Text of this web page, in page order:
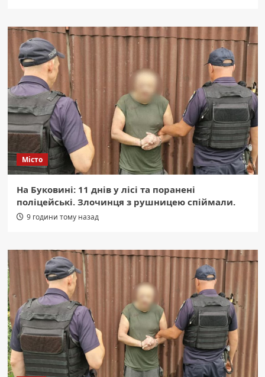
Місто
На Буковині: 11 днів у лісі та поранені
поліцейські. Злочинця з рушницею спіймали.
9 години тому назад